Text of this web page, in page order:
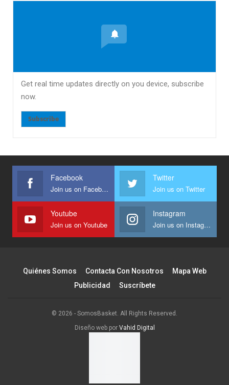
Get real time updates directly on you device, subscribe
now.
Subscribe
Facebook
Join us on Facebook
Twitter
Join us on Twitter
Youtube
Join us on Youtube
Instagram
Join us on Instagram
Quiénes Somos Contacta Con Nosotros
Mapa Web
Publicidad
Suscríbete
© 2026 - SomosBasket. All Rights Reserved.
Diseño web por Vahid Digital